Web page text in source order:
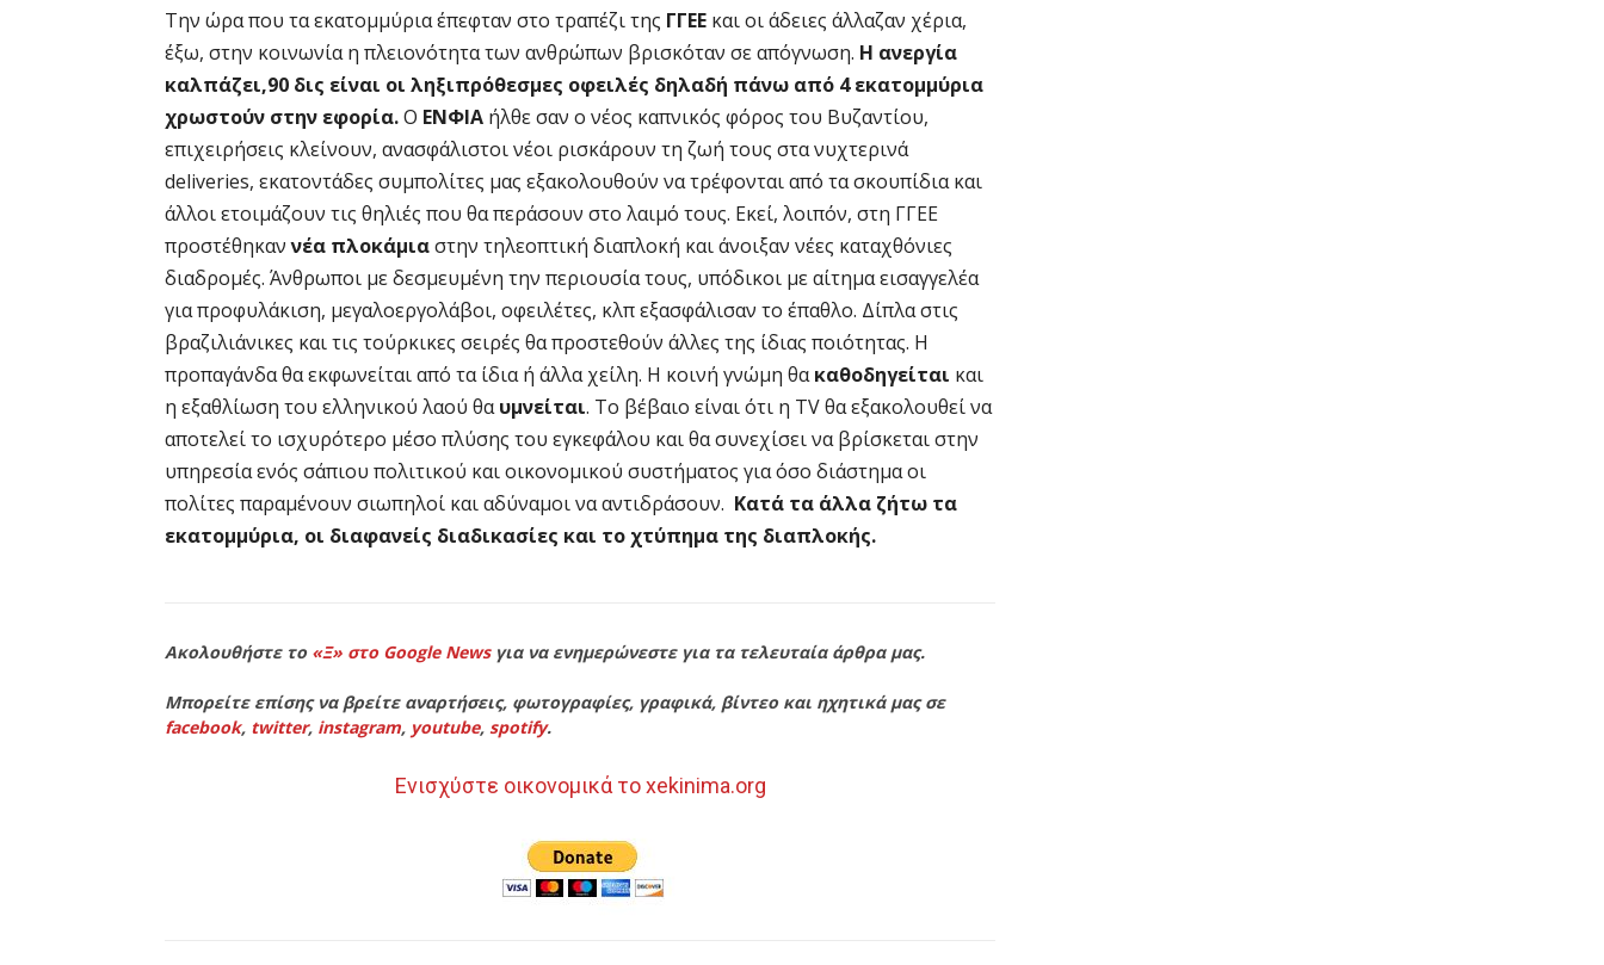
Την ώρα που τα εκατομμύρια έπεφταν στο τραπέζι της ΓΓΕΕ και οι άδειες άλλαζαν χέρια,
έξω, στην κοινωνία η πλειονότητα των ανθρώπων βρισκόταν σε απόγνωση. Η ανεργία
καλπάζει,90 δις είναι οι ληξιπρόθεσμες οφειλές δηλαδή πάνω από 4 εκατομμύρια
χρωστούν στην εφορία.Ο ΕΝΦΙΑ ήλθε σαν ο νέος καπνικός φόρος του Βυζαντίου,
επιχειρήσεις κλείνουν, ανασφάλιστοι νέοι ρισκάρουν τη ζωή τους στα νυχτερινά
deliveries, εκατοντάδες συμπολίτες μας εξακολουθούν να τρέφονται από τα σκουπίδια και
άλλοι ετοιμάζουν τις θηλιές που θα περάσουν στο λαιμό τους. Εκεί, λοιπόν, στη ΓΓΕΕ
προστέθηκαννέα πλοκάμιαστην τηλεοπτική διαπλοκή και άνοιξαν νέες καταχθόνιες
διαδρομές. Άνθρωποι με δεσμευμένη την περιουσία τους, υπόδικοι με αίτημα εισαγγελέα
για προφυλάκιση, μεγαλοεργολάβοι, οφειλέτες, κλπ εξασφάλισαν το έπαθλο. Δίπλα στις
βραζιλιάνικες και τις τούρκικες σειρές θα προστεθούν άλλες της ίδιας ποιότητας. Η
προπαγάνδα θα εκφωνείται από τα ίδια ή άλλα χείλη. Η κοινή γνώμη θακαθοδηγείται και
η εξαθλίωση του ελληνικού λαού θαυμνείται. Το βέβαιο είναι ότι η TV θα εξακολουθεί να
αποτελεί το ισχυρότερο μέσο πλύσης του εγκεφάλου και θα συνεχίσει να βρίσκεται στην
υπηρεσία ενός σάπιου πολιτικού και οικονομικού συστήματος για όσο διάστημα οι
πολίτες παραμένουν σιωπηλοί και αδύναμοι να αντιδράσουν. Κατά τα άλλα ζήτω τα
εκατομμύρια, οι διαφανείς διαδικασίες και το χτύπημα της διαπλοκής.
Ακολουθήστε το «Ξ» στο Google Newsγια να ενημερώνεστε για τα τελευταία άρθρα μας.
Μπορείτε επίσης να βρείτε αναρτήσεις, φωτογραφίες, γραφικά, βίντεο και ηχητικά μας σε
facebook, twitter, instagram, youtube, spotify.
Ενισχύστε οικονομικά το xekinima.org